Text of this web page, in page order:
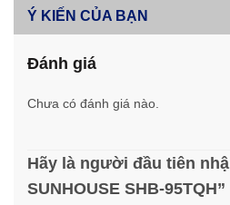
Ý KIẾN CỦA BẠN
Đánh giá
Chưa có đánh giá nào.
Hãy là người đầu tiên
SUNHOUSE SHB-95TQH”